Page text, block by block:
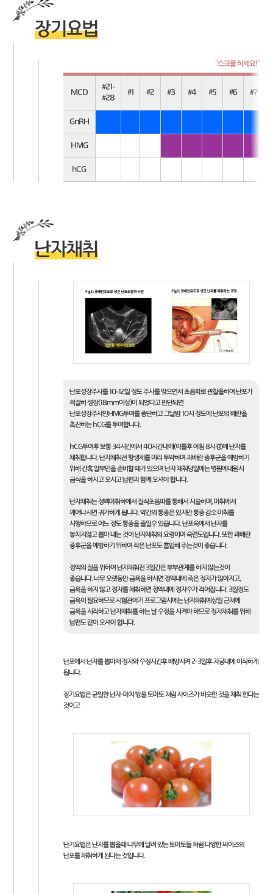
장기요법
MCD
#21-
#28
#1 #2 #3 #4 #5 #6 #7
GnRH
HMG
hCG
난자채취
난포성장주사를 10-12일 정도 주사를 맞으면서 초음파로 관찰을하여 난포가
적절히 성장(18mm이상)이 되었다고 판단되면
난포성장주사인HMG투여를 중단하고 그날밤 10시 정도에 난포의 배란을
촉진하는 hCG를 투여합니다.
hCG투여후 보통 34시간에서 40시간내에(이틀후 아침 8시경)에 난자를
채취합니다. 난자채취전 항생제를 미리 투약하며 과배란 증후군을 예방하기
위해 간혹 알부민을 준비할 때가 있으며 난자 채취당일에는 병원에내원시
금식을 하시고 오시고 남편과 함께 오셔야 합니다.
난자채취는 정맥마취하에서 질식초음파를 통해서 시술하며, 마취에서
깨어나시면 귀가하게 됩니다. 약간의 통증은 있지만 통증 감소 마취를
시행하므로 어느 정도 통증을 줄일수 있습니다. 난포속에서 난자를
놓치지않고 뽑아 내는 것이 난자채취의 요령이며 숙련도입니다. 또한 과배란
증후군을 예방하기 위하여 작은 난포도 흡입해 주는것이 좋습니다.
정액의 질을 위하여 난자채취전 3일간은 부부관계를 하지 않는것이
좋습니다. 너무 오랫동안 금욕을 하시면 정액내에 죽은 정자가 많아지고,
금욕을 하지 않고 정자를 채취하면 정액내에 정자수가 적어집니다. 3일정도
금욕이 필요하므로 시험관아기 프로그램시에는 난자채취예상일 근처에
금욕을 시작하고 난자채취를 하는 날 수정을 시켜야 하므로 정자채취를 위해
남편도 같이 오셔야 합니다.
난포에서 난자를 뽑아서 정자와 수정시킨후 배양시켜 2-3일후 자궁내에 이식하게
됩니다.
장기요법은 균일한 난자-마치 방울 토마토 처럼 사이즈가 비슷한 것을 채취 한다는
것이고
단기요법은 난자를 뽑을때 나무에 달려 있는 토마토들 처럼 다양한 싸이즈의
난포를 채취하게 된다는 것입니다.